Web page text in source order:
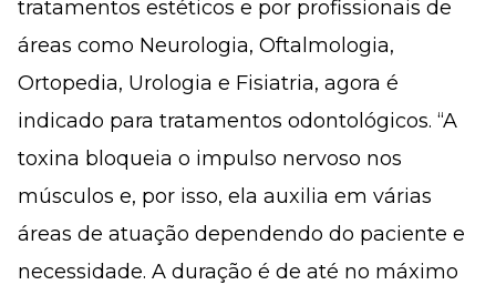
tratamentos estéticos e por profissionais de
áreas como Neurologia, Oftalmologia,
Ortopedia, Urologia e Fisiatria, agora é
indicado para tratamentos odontológicos. “A
toxina bloqueia o impulso nervoso nos
músculos e, por isso, ela auxilia em várias
áreas de atuação dependendo do paciente e
necessidade. A duração é de até no máximo